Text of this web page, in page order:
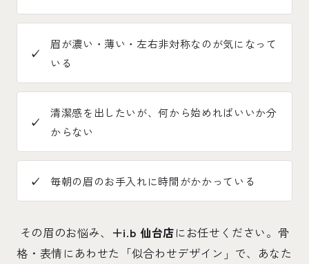
眉が濃い・薄い・左右非対称なのが気になって
いる
清潔感を出したいが、何から始めればいいか分
からない
毎朝の眉のお手入れに時間がかかっている
その眉のお悩み、 ＋i.b 仙台店にお任せください。骨
格・表情にあわせた「似合わせデザイン」で、あなた